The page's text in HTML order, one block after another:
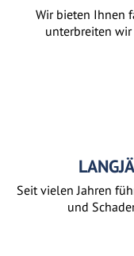
Wir bieten Ihnen
unterbreiten
Seit vielen Jahren
und